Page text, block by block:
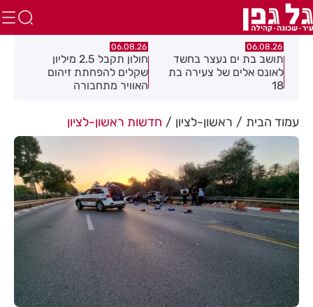
06.08.26
תושב בת ים נעצר בחשד
לאונס אלים של צעירה בת
18
06.08.26
חולון תקבל 2.5 מיליון
שקלים להפחתת זיהום
האוויר מתחבורה
עמוד הבית ראשון-לציון חדשות ראשון-לציון